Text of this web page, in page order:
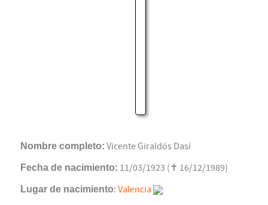
Nombre completo: Vicente Giraldós Dasí
Fecha de nacimiento: 11/03/1923 (✝ 16/12/1989)
Lugar de nacimiento: Valencia